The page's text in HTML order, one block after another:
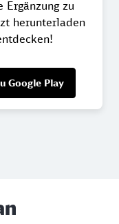
zu
herunterladen
Google Play